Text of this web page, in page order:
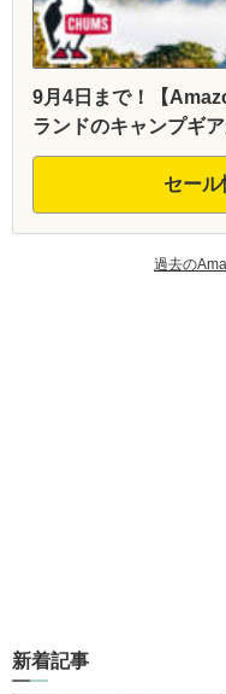
9月4日まで！【
ランドのキャンプギア
セール
過去の
新着記事